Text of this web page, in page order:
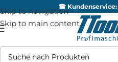
Skip to navigation
Skip to main content
☎ Kundenservice: